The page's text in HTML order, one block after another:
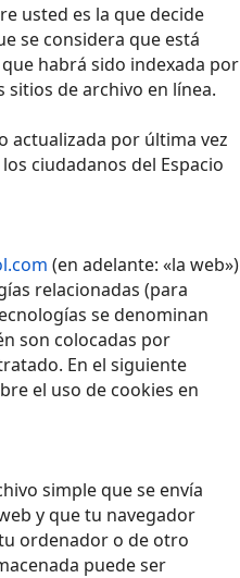
usted es la que decide
se considera que está
habrá sido indexada por
de archivo en línea.
actualizada por última vez
ciudadanos del Espacio
(en adelante: «la web»)
relacionadas (para
se denominan
son colocadas por
En el siguiente
el uso de cookies en
simple que se envía
y que tu navegador
ordenador o de otro
puede ser